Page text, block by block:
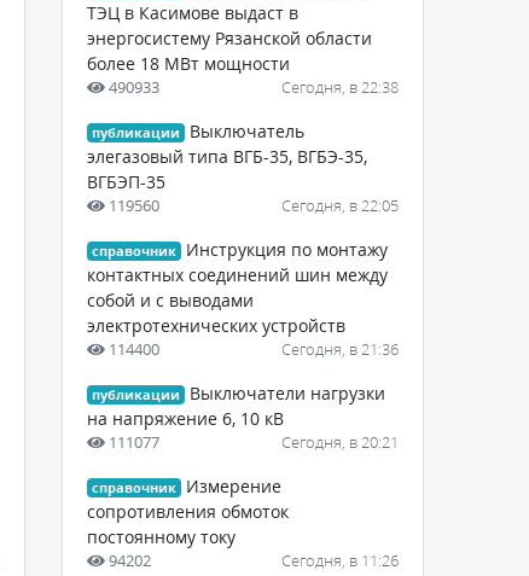
ТЭЦ в Касимове выдаст в
энергосистему Рязанской области
более 18 МВт мощности
490933 Сегодня, в 22:38
публикации
Выключатель
элегазовый типа ВГБ-35, ВГБЭ-35,
ВГБЭП-35
119560 Сегодня, в 22:05
справочник
Инструкция по монтажу
контактных соединений шин между
собой и с выводами
электротехнических устройств
114400 Сегодня, в 21:36
публикации
Выключатели нагрузки
на напряжение 6, 10 кВ
111077 Сегодня, в 20:21
справочник
Измерение
сопротивления обмоток
постоянному току
94202 Сегодня, в 11:26